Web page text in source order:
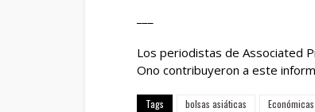
Los periodistas de Associated
Ono contribuyeron a este
Tags bolsas asiáticas Económicas